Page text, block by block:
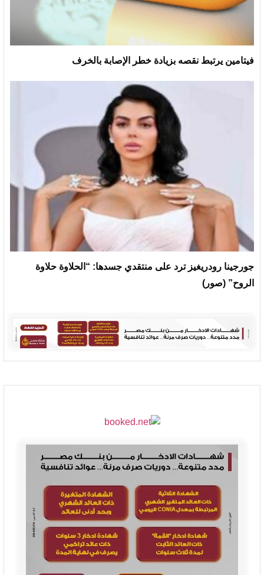
فيتامين يرتبط نقصه بزيادة خطر الإصابة بالخرف
جورجينا رودريغيز ترد على منتقدي جسدها: “الحلاوة حلاوة
الروح” (صور)